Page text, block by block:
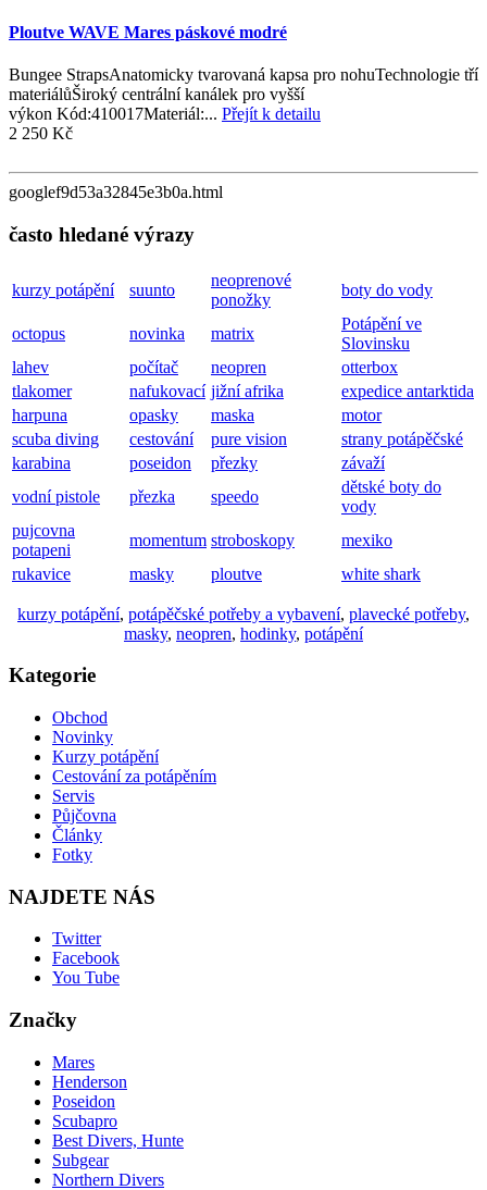
Ploutve WAVE Mares páskové modré
Bungee StrapsAnatomicky tvarovaná kapsa pro nohuTechnologie tří
materiálůŠiroký centrální kanálek pro vyšší
výkon Kód:410017Materiál:... Přejít k detailu
2 250 Kč
googlef9d53a32845e3b0a.html
často hledané výrazy
kurzy potápění suunto
neoprenové
ponožky
boty do vody
octopus novinka matrix
Potápění ve
Slovinsku
lahev
počítač neopren
otterbox
tlakomer
nafukovací jižní afrika
expedice antarktida
harpuna
opasky maska
motor
scuba diving
cestování pure vision
strany potápěčské
karabina
poseidon přezky
závaží
vodní pistole
přezka speedo
dětské boty do
vody
pujcovna
potapeni
momentum stroboskopy
mexiko
rukavice
masky ploutve white shark
kurzy potápění, potápěčské potřeby a vybavení, plavecké potřeby,
masky, neopren, hodinky, potápění
Kategorie
Obchod
Novinky
Kurzy potápění
Cestování za potápěním
Servis
Půjčovna
Články
Fotky
NAJDETE NÁS
Twitter
Facebook
You Tube
Značky
Mares
Henderson
Poseidon
Scubapro
Best Divers, Hunte
Subgear
Northern Divers